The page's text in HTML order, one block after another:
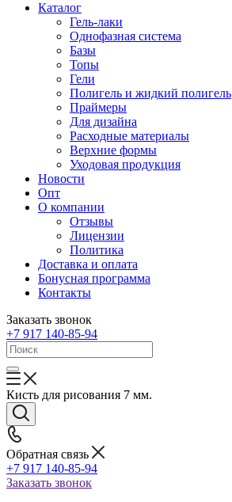
Каталог
Гель-лаки
Однофазная система
Базы
Топы
Гели
Полигель и жидкий полигель
Праймеры
Для дизайна
Расходные материалы
Верхние формы
Уходовая продукция
Новости
Опт
О компании
Отзывы
Лицензии
Политика
Доставка и оплата
Бонусная программа
Контакты
Заказать звонок
+7 917 140-85-94
Кисть для рисования 7 мм.
Обратная связь
+7 917 140-85-94
Заказать звонок